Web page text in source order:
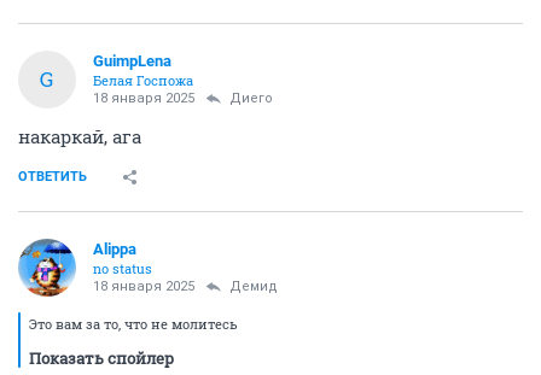
G
GuimpLena
Белая Госпожа
18 января 2025 Диего
накаркай, ага
ОТВЕТИТЬ
Alippa
no status
18 января 2025 Демид
Это вам за то, что не молитесь
Показать спойлер